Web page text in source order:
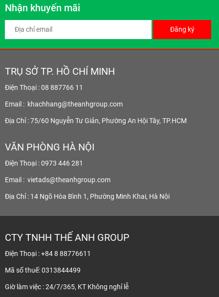
Nhận khuyến mãi
Đăng ký
TRỤ SỞ TP. HỒ CHÍ MINH
Điện Thoại : 08 887766 11
Email : khachhang@theanhgroup.com
Địa Chỉ : 75/60 Nguyễn Tư Giản, Phường An Hội Tây, TP.HCM
VĂN PHÒNG HÀ NỘI
Điện Thoại : 0973 446 281
Email : vietads@theanhgroup.com
Địa Chỉ : 14 Ngõ Hòa Bình 1, Phường Minh Khai, Hà Nội
CTY TNHH THẾ ANH GROUP
Điện Thoại : +84 8 88776611
Mã số thuế: 0313844499
Giờ làm việc : 24/7/365, KT Không nghỉ lễ